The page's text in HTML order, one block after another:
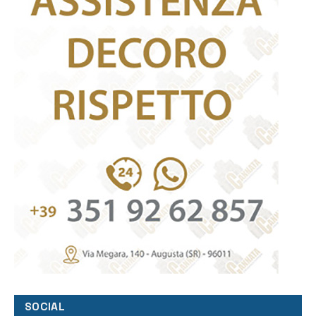
SOCIAL